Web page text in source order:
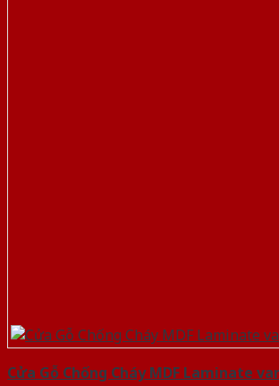
Cửa Gỗ Chống Cháy MDF Laminate